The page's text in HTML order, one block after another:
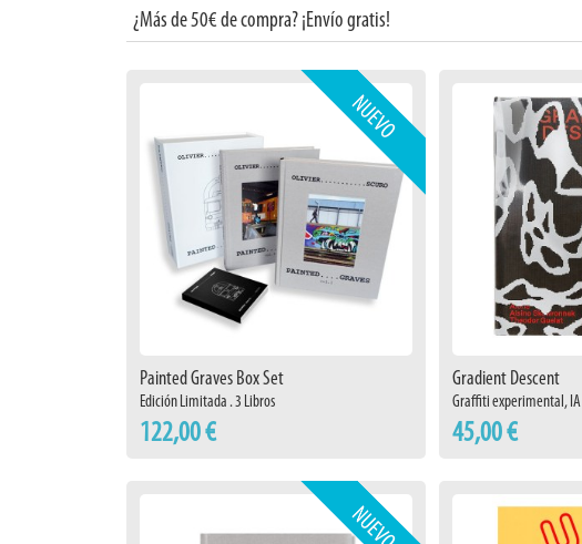
¿Más de 50€ de compra? ¡Envío gratis!
Painted Graves Box Set
Edición Limitada . 3 Libros
122,00 €
Gradient Descent
Graffiti experimental, IA
45,00 €